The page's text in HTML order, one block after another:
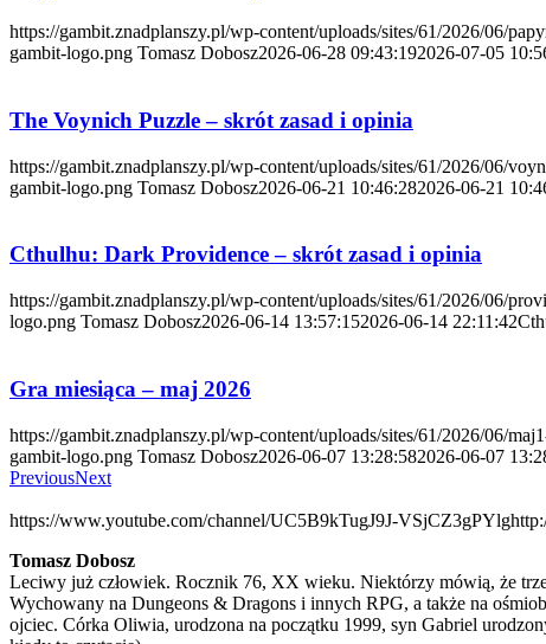
https://gambit.znadplanszy.pl/wp-content/uploads/sites/61/2026/06/
gambit-logo.png Tomasz Dobosz2026-06-28 09:43:192026-07-05
The Voynich Puzzle – skrót zasad i opinia
https://gambit.znadplanszy.pl/wp-content/uploads/sites/61/2026/06/
gambit-logo.png Tomasz Dobosz2026-06-21 10:46:282026-06-21
Cthulhu: Dark Providence – skrót zasad i opinia
https://gambit.znadplanszy.pl/wp-content/uploads/sites/61/2026/06/
logo.png Tomasz Dobosz2026-06-14 13:57:152026-06-14 22:11:42
Gra miesiąca – maj 2026
https://gambit.znadplanszy.pl/wp-content/uploads/sites/61/2026/06/
gambit-logo.png Tomasz Dobosz2026-06-07 13:28:582026-06-07
PreviousNext
https://www.youtube.com/channel/UC5B9kTugJ9J-VSjCZ3gPYlg
Tomasz Dobosz
Leciwy już człowiek. Rocznik 76, XX wieku. Niektórzy mówią, że
Wychowany na Dungeons & Dragons i innych RPG, a także na
ojciec. Córka Oliwia, urodzona na początku 1999, syn Gabriel